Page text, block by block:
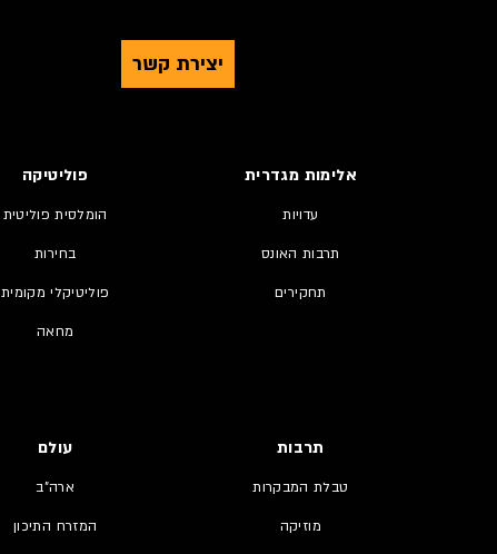
יצירת קשר
אלימות מגדרית
עדויות
תרבות האונס
תחקירים
פוליטיקה
הומלסית פוליטית
בחירות
פוליטיקלי מקומית
מחאה
תרבות
טבלת המבקרות
מוזיקה
עולם
ארה"ב
המזרח התיכון